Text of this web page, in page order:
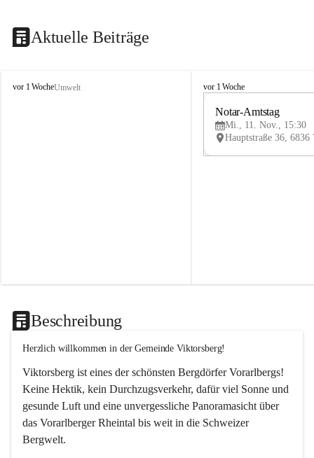
Aktuelle Beiträge
V
vor 1 WocheUmwelt
V
vor 1 Woche
Notar-Amtstag
Mi., 11. Nov., 15:30
Beschreibung
Herzlich willkommen in der Gemeinde Viktorsberg!
Viktorsberg ist eines der schönsten Bergdörfer Vorarlbergs!
Keine Hektik, kein Durchzugsverkehr, dafür viel Sonne und
gesunde Luft und eine unvergessliche Panoramasicht über
das Vorarlberger Rheintal bis weit in die Schweizer
Bergwelt.